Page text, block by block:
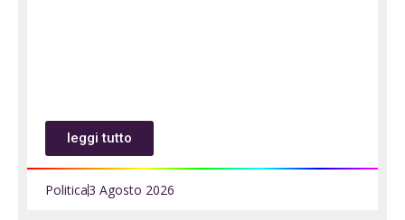
leggi tutto
Politica3 Agosto 2026